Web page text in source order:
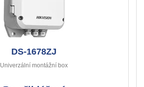
DS-1678ZJ
Univerzální montážní box